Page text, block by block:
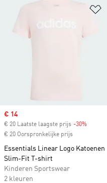
Sale price
€ 14
€ 20 Laatste laagste prijs -30%
€ 20 Oorspronkelijke prijs
Essentials Linear Logo Katoenen
Slim-Fit T-shirt
Kinderen Sportswear
2 kleuren